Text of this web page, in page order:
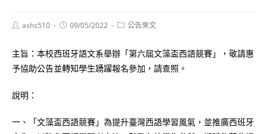
Postashs510
Post09/05/2022
Post公告來文
主旨：本校西班牙語文系舉辦「第六屆文藻盃西語競賽」，敬請惠
予協助公告並轉知學生踴躍報名參加，請查照。
說明：
一、「文藻盃西語競賽」為提升臺灣西語學習風氣，並推廣西班牙